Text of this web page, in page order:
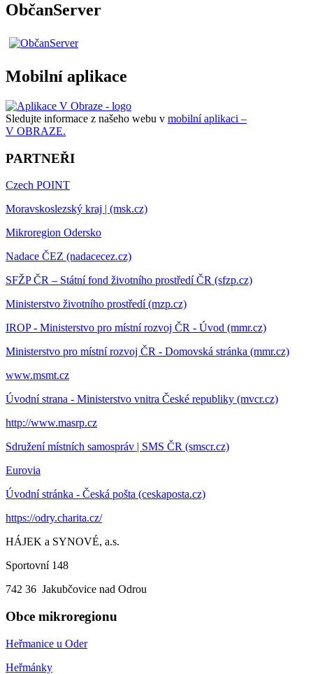
ObčanServer
Mobilní aplikace
Sledujte informace z našeho webu v mobilní aplikaci –
V OBRAZE.
PARTNEŘI
Czech POINT
Moravskoslezský kraj | (msk.cz)
Mikroregion Odersko
Nadace ČEZ (nadacecez.cz)
SFŽP ČR – Státní fond životního prostředí ČR (sfzp.cz)
Ministerstvo životního prostředí (mzp.cz)
IROP - Ministerstvo pro místní rozvoj ČR - Úvod (mmr.cz)
Ministerstvo pro místní rozvoj ČR - Domovská stránka (mmr.cz)
www.msmt.cz
Úvodní strana - Ministerstvo vnitra České republiky (mvcr.cz)
http://www.masrp.cz
Sdružení místních samospráv | SMS ČR (smscr.cz)
Eurovia
Úvodní stránka - Česká pošta (ceskaposta.cz)
https://odry.charita.cz/
HÁJEK a SYNOVÉ, a.s.
Sportovní 148
742 36 Jakubčovice nad Odrou
Obce mikroregionu
Heřmanice u Oder
Heřmánky